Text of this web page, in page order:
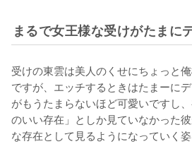
まるで女王様な受けがたまに
受けの東雲は美人のくせにちょっと
ですが、エッチするときはたまーに
がもうたまらないほど可愛いですし
のいい存在」としか見ていなかった
な存在として見るようになっていく姿